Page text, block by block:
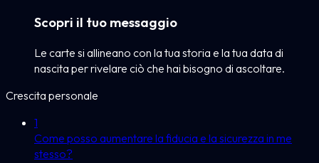
Scopri il tuo messaggio
Le carte si allineano con la tua storia e la tua data di
nascita per rivelare ciò che hai bisogno di ascoltare.
Crescita personale
1
Come posso aumentare la fiducia e la sicurezza in me
stesso?